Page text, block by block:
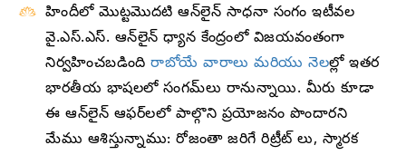
హిందీలో మొట్టమొదటి ఆన్‌లైన్ సాధనా సంగం ఇటీవల
వై.ఎస్.ఎస్. ఆన్‌లైన్ ధ్యాన కేంద్రంలో విజయవంతంగా
నిర్వహించబడింది రాబోయే వారాలు మరియు నెలల్లో ఇతర
భారతీయ భాషలలో సంగమ్‌లు రానున్నాయి. మీరు కూడా
ఈ ఆన్‌లైన్ ఆఫర్‌లలో పాల్గొని ప్రయోజనం పొందారని
మేము ఆశిస్తున్నాము: రోజంతా జరిగే రిట్రీట్ లు, స్మారక